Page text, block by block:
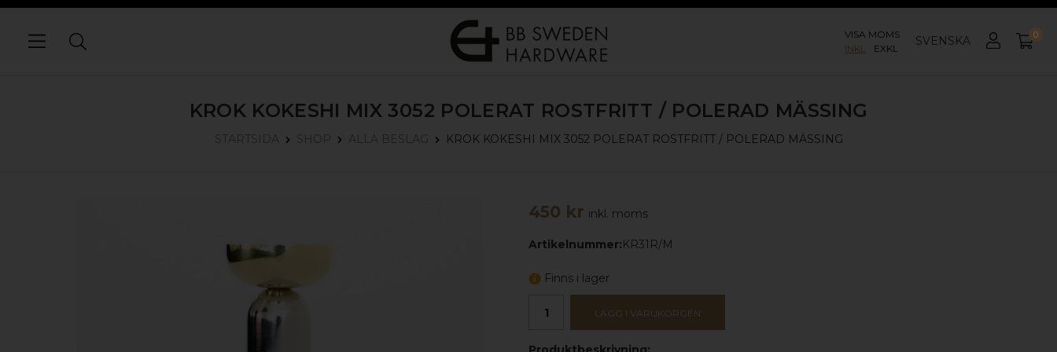
VISA MOMS
INKL
EXKL SVENSKA 0
KROK KOKESHI MIX 3052 POLERAT ROSTFRITT / POLERAD MÄSSING
STARTSIDA SHOP ALLA BESLAG KROK KOKESHI MIX 3052 POLERAT ROSTFRITT / POLERAD MÄSSING
450 kr inkl. moms
Artikelnummer:KR31R/M
Finns i lager
LÄGG I VARUKORGEN